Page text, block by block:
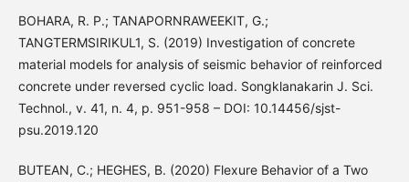
BOHARA, R. P.; TANAPORNRAWEEKIT, G.;
TANGTERMSIRIKUL1, S. (2019) Investigation of concrete
material models for analysis of seismic behavior of reinforced
concrete under reversed cyclic load. Songklanakarin J. Sci.
Technol., v. 41, n. 4, p. 951-958 – DOI: 10.14456/sjst-
psu.2019.120
BUTEAN, C.; HEGHES, B. (2020) Flexure Behavior of a Two